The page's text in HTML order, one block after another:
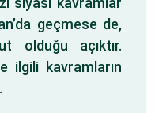
geçmese de,
olduğu açıktır.
ilgili kavramların